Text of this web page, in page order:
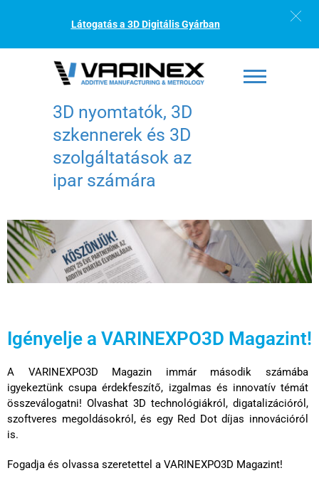
Látogatás a 3D Digitális Gyárban
3D nyomtatók, 3D
szkennerek és 3D
szolgáltatások az
ipar számára
Igényelje a VARINEXPO3D Magazint!
A VARINEXPO3D Magazin immár második számába
igyekeztünk csupa érdekfeszítő, izgalmas és innovatív témát
összeválogatni! Olvashat 3D technológiákról, digatalizációról,
szoftveres megoldásokról, és egy Red Dot díjas innovációról
is.
Fogadja és olvassa szeretettel a VARINEXPO3D Magazint!